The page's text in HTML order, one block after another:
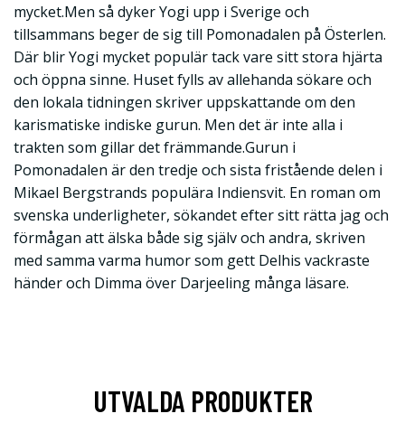
mycket.Men så dyker Yogi upp i Sverige och
tillsammans beger de sig till Pomonadalen på Österlen.
Där blir Yogi mycket populär tack vare sitt stora hjärta
och öppna sinne. Huset fylls av allehanda sökare och
den lokala tidningen skriver uppskattande om den
karismatiske indiske gurun. Men det är inte alla i
trakten som gillar det främmande.Gurun i
Pomonadalen är den tredje och sista fristående delen i
Mikael Bergstrands populära Indiensvit. En roman om
svenska underligheter, sökandet efter sitt rätta jag och
förmågan att älska både sig själv och andra, skriven
med samma varma humor som gett Delhis vackraste
händer och Dimma över Darjeeling många läsare.
UTVALDA PRODUKTER